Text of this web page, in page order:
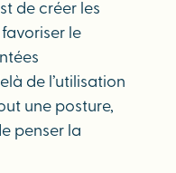
de créer les
le
de l’utilisation
une posture,
penser la